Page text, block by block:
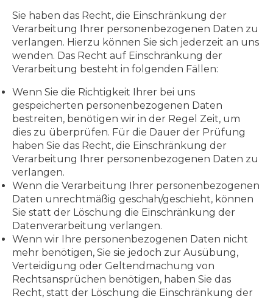
Sie haben das Recht, die Einschränkung der
Verarbeitung Ihrer personenbezogenen Daten zu
verlangen. Hierzu können Sie sich jederzeit an uns
wenden. Das Recht auf Einschränkung der
Verarbeitung besteht in folgenden Fällen:
Wenn Sie die Richtigkeit Ihrer bei uns
gespeicherten personenbezogenen Daten
bestreiten, benötigen wir in der Regel Zeit, um
dies zu überprüfen. Für die Dauer der Prüfung
haben Sie das Recht, die Einschränkung der
Verarbeitung Ihrer personenbezogenen Daten zu
verlangen.
Wenn die Verarbeitung Ihrer personenbezogenen
Daten unrechtmäßig geschah/geschieht, können
Sie statt der Löschung die Einschränkung der
Datenverarbeitung verlangen.
Wenn wir Ihre personenbezogenen Daten nicht
mehr benötigen, Sie sie jedoch zur Ausübung,
Verteidigung oder Geltendmachung von
Rechtsansprüchen benötigen, haben Sie das
Recht, statt der Löschung die Einschränkung der